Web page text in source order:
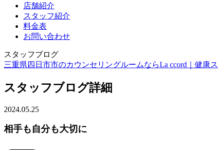
店舗紹介
スタッフ紹介
料金表
お問い合わせ
スタッフブログ
三重県四日市市のカウンセリングルームならLa ccord｜健康
スタッフブログ詳細
2024.05.25
相手も自分も大切に